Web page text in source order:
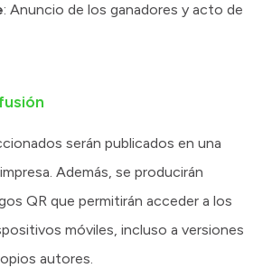
: Anuncio de los ganadores y acto de
serán publicados en una
Además, se producirán
QR que permitirán acceder a los
móviles, incluso a versiones
autores.